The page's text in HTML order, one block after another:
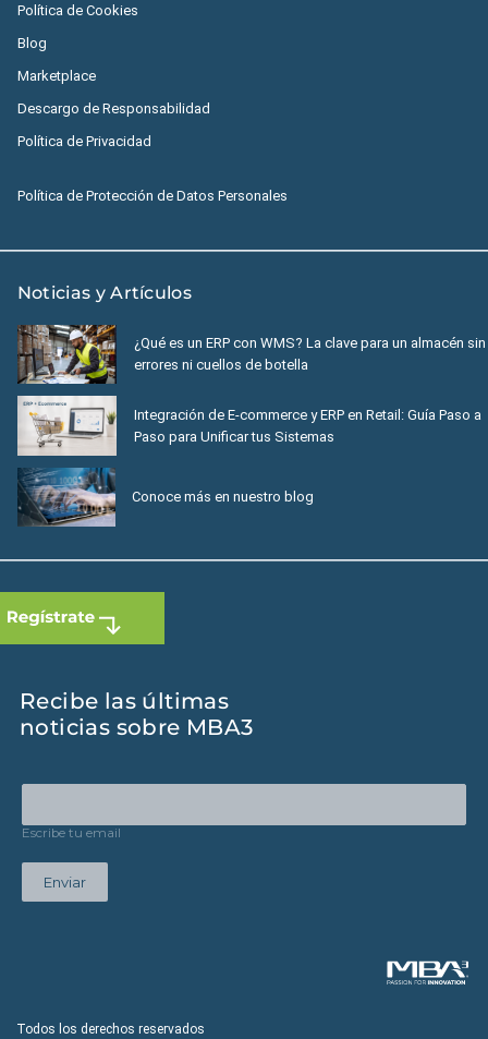
Política de Cookies
Blog
Marketplace
Descargo de Responsabilidad
Política de Privacidad
Política de Protección de Datos Personales
Noticias y Artículos
¿Qué es un ERP con WMS? La clave para un almacén sin
errores ni cuellos de botella
Integración de E-commerce y ERP en Retail: Guía Paso a
Paso para Unificar tus Sistemas
Conoce más en nuestro blog
Recibe las últimas
noticias sobre MBA3
Escribe tu email
Enviar
Todos los derechos reservados